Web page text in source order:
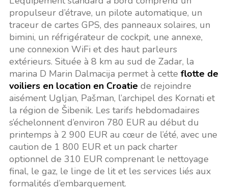
propulseur d’étrave, un pilote automatique, un
traceur de cartes GPS, des panneaux solaires, un
bimini, un réfrigérateur de cockpit, une annexe,
une connexion WiFi et des haut parleurs
extérieurs. Située à 8 km au sud de Zadar, la
marina D Marin Dalmacija permet à cette flotte de
voiliers en location en Croatiede rejoindre
aisément Ugljan, Pašman, l’archipel des Kornati et
la région de Šibenik. Les tarifs hebdomadaires
s’échelonnent d’environ 780 EUR au début du
printemps à 2 900 EUR au cœur de l’été, avec une
caution de 1 800 EUR et un pack charter
optionnel de 310 EUR comprenant le nettoyage
final, le gaz, le linge de lit et les services liés aux
formalités d’embarquement.